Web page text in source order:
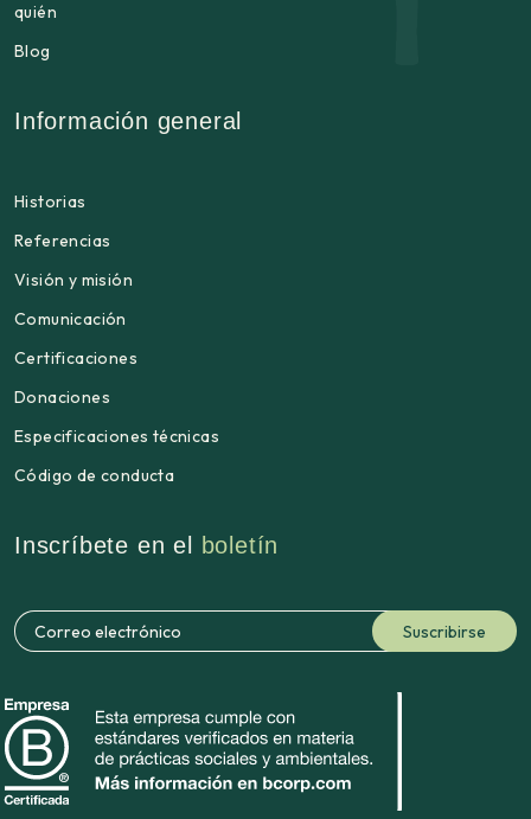
quién
Blog
Información general
Historias
Referencias
Visión y misión
Comunicación
Certificaciones
Donaciones
Especificaciones técnicas
Código de conducta
Inscríbete en el boletín